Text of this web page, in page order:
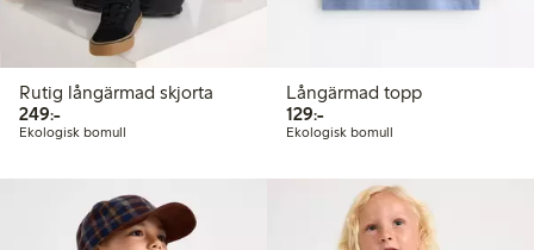
Rutig långärmad skjorta
249:-249,00 kr
Ekologisk bomull
Långärmad topp
129:-129,00 kr
Ekologisk bomull